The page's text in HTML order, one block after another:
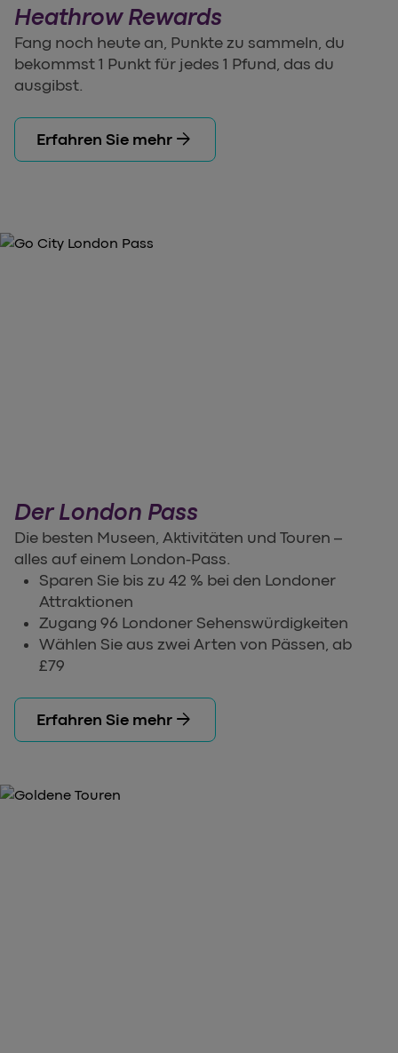
Heathrow Rewards
Fang noch heute an, Punkte zu sammeln, du
bekommst 1 Punkt für jedes 1 Pfund, das du
ausgibst.
Erfahren Sie mehr arrow_forward
Der London Pass
Die besten Museen, Aktivitäten und Touren –
alles auf einem London-Pass.
Sparen Sie bis zu 42 % bei den Londoner
Attraktionen
Zugang 96 Londoner Sehenswürdigkeiten
Wählen Sie aus zwei Arten von Pässen, ab
£79
Erfahren Sie mehr arrow_forward